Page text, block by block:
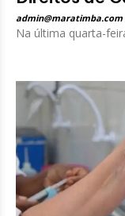
admin@maratimba.com
Na última quarta-